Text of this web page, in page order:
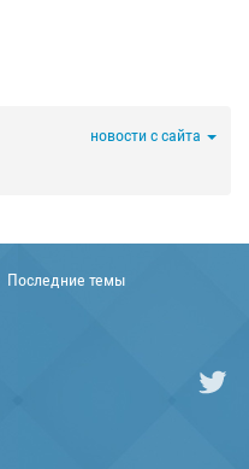
новости с сайта
Последние темы